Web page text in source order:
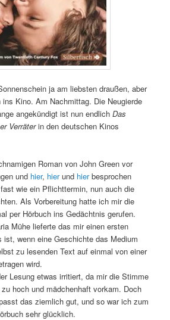
ja am liebsten draußen, aber
Kino. Am Nachmittag. Die Neugierde
angekündigt ist nun endlichDas
Verräterin den deutschen Kinos
Roman von John Green vor
und hier, hierund hierbesprochen
wie ein Pflichttermin, nun auch die
Als Vorbereitung hatte ich mir die
per Hörbuch ins Gedächtnis gerufen.
Mühe lieferte das mir einen ersten
ist, wenn eine Geschichte das Medium
zu lesenden Text auf einmal von einer
wird.
Lesung etwas irritiert, da mir die Stimme
hoch und mädchenhaft vorkam. Doch
das ziemlich gut, und so war ich zum
sehr glücklich.